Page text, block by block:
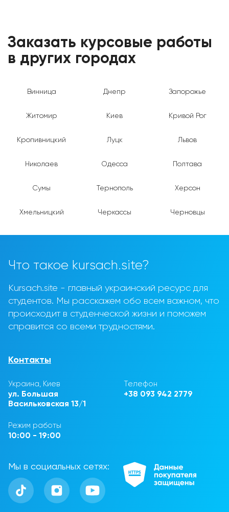
Заказать курсовые работы
в других городах
Винница Днепр Запорожье
Житомир Киев Кривой Рог
Кропивницкий Луцк Львов
Николаев Одесса Полтава
Сумы Тернополь Херсон
Хмельницкий Черкассы Черновцы
Что такое kursach.site?
Kursach.site - главный украинский ресурс для
студентов. Мы расскажем обо всем важном, что
происходит в студенческой жизни и поможем
справится со всеми трудностями.
Контакты
Украина, Киев
ул. Большая
Васильковская 13/1
Телефон
+38 093 942 2779
Режим работы
10:00 - 19:00
Мы в социальных сетях: